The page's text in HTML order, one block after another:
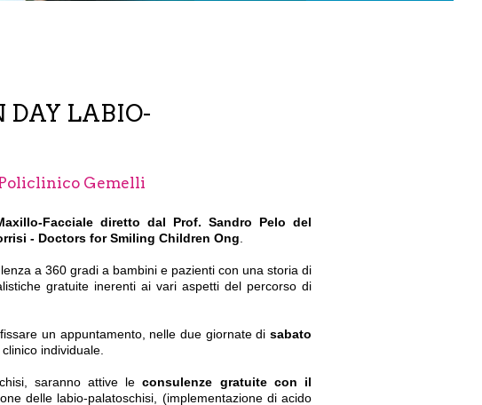
DAY LABIO-
Policlinico Gemelli
Facciale diretto dal Prof. Sandro Pelo del
- Doctors for Smiling Children Ong
a 360 gradi a bambini e pazienti con una storia di
gratuite inerenti ai vari aspetti del percorso di
fissare un appuntamento, nelle due giornate disabato
individuale.
saranno attive leconsulenze gratuite con il
delle labio-palatoschisi, (implementazione di acido